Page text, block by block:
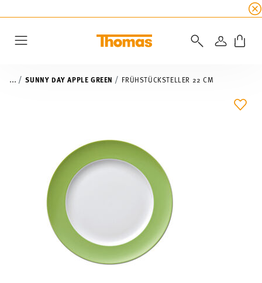
Bis
... SUNNY DAY APPLE GREEN FRÜHSTÜCKSTELLER 22 CM
ADD